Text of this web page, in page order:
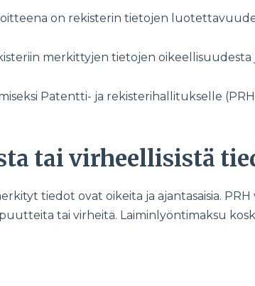
on rekisterin tietojen
merkittyjen tietojen oikeellisuudesta
Patentti- ja rekisterihallitukselle
tai virheellisistä
tiedot ovat oikeita ja ajantasaisia.
tai virheitä. Laiminlyöntimaksu